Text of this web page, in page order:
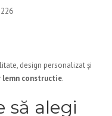
design personalizat și
constructie.
să alegi